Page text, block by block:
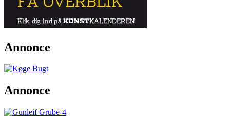
Annonce
Annonce